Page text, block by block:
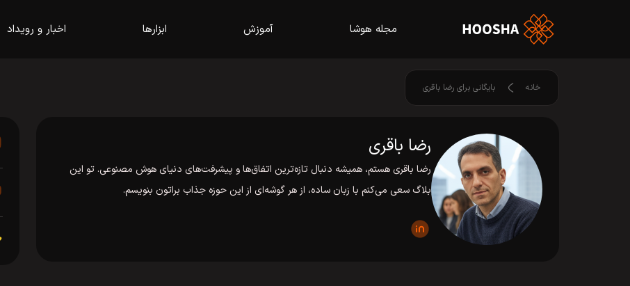
مجله هوشا آموزش ابزارها اخبار و رویداد
خانه بایگانی برای رضا باقری
رضا باقری
رضا باقری هستم، همیشه دنبال تازه‌ترین اتفاق‌ها و پیشرفت‌های دنیای هوش مصنوعی. تو این
بلاگ سعی می‌کنم با زبان ساده، از هر گوشه‌ای از این حوزه جذاب براتون بنویسم.